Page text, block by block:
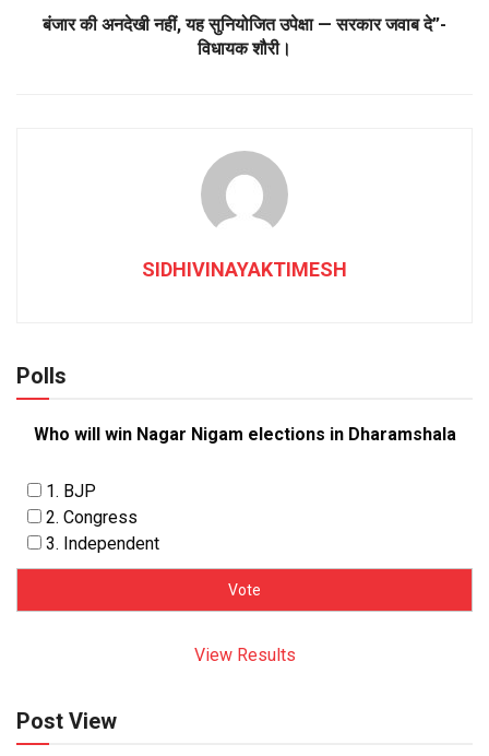
बंजार की अनदेखी नहीं, यह सुनियोजित उपेक्षा — सरकार जवाब दे”-
विधायक शौरी।
SIDHIVINAYAKTIMESH
Polls
Who will win Nagar Nigam elections in Dharamshala
1. BJP
2. Congress
3. Independent
View Results
Post View